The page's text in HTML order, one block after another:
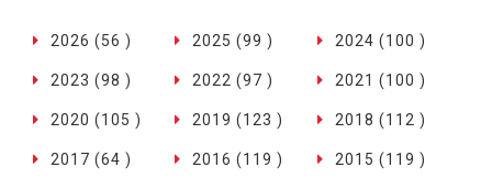
2026 (56 ) 2025 (99 ) 2024 (100 )
2023 (98 ) 2022 (97 ) 2021 (100 )
2020 (105 ) 2019 (123 ) 2018 (112 )
2017 (64 ) 2016 (119 ) 2015 (119 )